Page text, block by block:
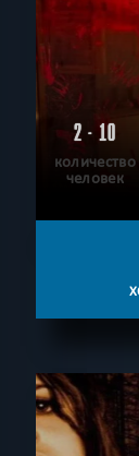
2 - 10
количество
человек